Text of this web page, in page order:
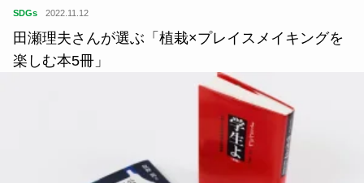
SDGs 2022.11.12
田瀬理夫さんが選ぶ「植栽×プレイスメイキングを
楽しむ本5冊」